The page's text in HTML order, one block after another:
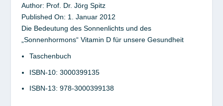
Author: Prof. Dr. Jörg Spitz
Published On: 1. Januar 2012
Die Bedeutung des Sonnenlichts und des
„Sonnenhormons“ Vitamin D für unsere Gesundheit
Taschenbuch
ISBN-10: 3000399135
ISBN-13: 978-3000399138